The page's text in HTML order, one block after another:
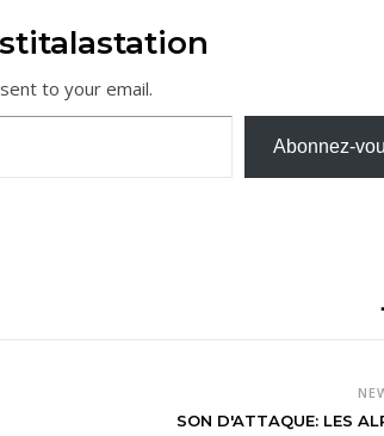
to your email.
Abonnez-
SON D'ATTAQUE: LES